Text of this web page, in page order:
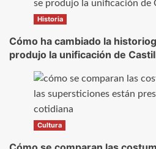
Historia
Cómo ha cambiado la
produjo la unificación de
Cultura